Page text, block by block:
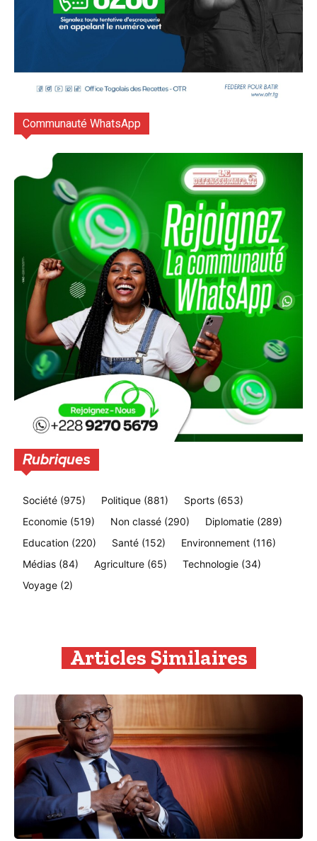
Communauté WhatsApp
Rubriques
Société (975) Politique (881) Sports (653)
Economie (519) Non classé (290) Diplomatie (289)
Education (220) Santé (152) Environnement (116)
Médias (84) Agriculture (65) Technologie (34)
Voyage (2)
Articles Similaires